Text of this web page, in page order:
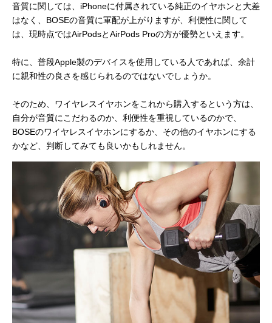
サイズ（充
電ケース）
100mm x 38mm
x 48mm
45.2 mm x 60.6
mm x 21.7 mm
44.3mm ×
21.3mm × 53.5
mm
重量（充電
ケース）
ンセリング
耐水性
IPX4等級 IPX4等級 ×
最大5時間
（満充電時）
最大4.5時間
（アクティブノ
イズキャンセリ
ングと 外部音取
り込みモードを
オフにした場合
は 最大5時間）
Wireless
Charging Case
で複数充電時は
24時間以上の再
生時間、最大18
時間の連続通話
時間
最大5時間の再生
時間、最大3時間
の連続通話時間
（1回の充電）
Wireless
Charging Case
で複数充電時は
24時間以上の再
生時間、最大18
時間の連続通話
音質に関しては、iPhoneに付属されている純正のイヤホンと大差
はなく、BOSEの音質に軍配が上がりますが、利便性に関して
は、現時点ではAirPodsとAirPods Proの方が優勢といえます。
特に、普段Apple製のデバイスを使用している人であれば、余計
に親和性の良さを感じられるのではないでしょうか。
そのため、ワイヤレスイヤホンをこれから購入するという方は、
自分が音質にこだわるのか、利便性を重視しているのかで、
BOSEのワイヤレスイヤホンにするか、その他のイヤホンにする
かなど、判断してみても良いかもしれません。